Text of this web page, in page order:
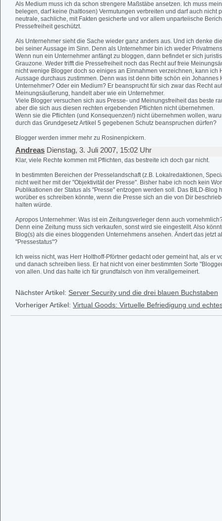
Als Medium muss ich da schon strengere Maßstäbe ansetzen. Ich muss
belegen, darf keine (haltlosen) Vermutungen verbreiten und darf auch nicht
neutrale, sachliche, mit Fakten gesicherte und vor allem unparteiische
Pressefreiheit geschützt.
Als Unternehmer sieht die Sache wieder ganz anders aus. Und ich denke
bei seiner Aussage im Sinn. Denn als Unternehmer bin ich weder
Wenn nun ein Unternehmer anfängt zu bloggen, dann befindet er sich
Grauzone. Weder trifft die Pressefreiheit noch das Recht auf freie
nicht wenige Blogger doch so einiges an Einnahmen verzeichnen, kann ich
Aussage durchaus zustimmen. Denn was ist denn bitte schön ein Johannes
Unternehmer? Oder ein Medium? Er beansprucht für sich zwar das Recht
Meinungsäußerung, handelt aber wie ein Unternehmer.
Viele Blogger versuchen sich aus Presse- und Meinungsfreiheit das beste
aber die sich aus diesen rechten ergebenden Pflichten nicht übernehmen.
Wenn sie die Pflichten (und Konsequenzen!) nicht übernehmen wollen,
durch das Grundgesetz Artikel 5 gegebenen Schutz beanspruchen dürfen?
Blogger werden immer mehr zu Rosinenpickern.
Andreas Dienstag, 3. Juli 2007, 15:02 Uhr
Klar, viele Rechte kommen mit Pflichten, das bestreite ich doch gar nicht.
In bestimmten Bereichen der Presselandschaft (z.B. Lokalredaktionen,
nicht weit her mit der "Objektivität der Presse". Bisher habe ich noch kein
Publikationen der Status als "Presse" entzogen werden soll. Das BILD-Blog
worüber es schreiben könnte, wenn die Presse sich an die von Dir
halten würde.
Apropos Unternehmer: Was ist ein Zeitungsverleger denn auch
Denn eine Zeitung muss sich verkaufen, sonst wird sie eingestellt. Also
Blog(s) als die eines bloggenden Unternehmens ansehen. Ändert das jetzt
"Pressestatus"?
Ich weiss nicht, was Herr Holthoff-Pförtner gedacht oder gemeint hat, als er
und danach schreiben liess. Er hat nicht von einer bestimmten Sorte
von allen. Und das halte ich für grundfalsch von ihm verallgemeinert.
Nächster Artikel: Server Security und die drei blauen Buchstaben
Vorheriger Artikel: Virtual Goods: Virtuelle Befriedigung und